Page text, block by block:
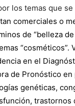
los temas que se
comerciales o
de “belleza
“cosméticos”.
en el
de Pronóstico en
genéticas,
trastornos